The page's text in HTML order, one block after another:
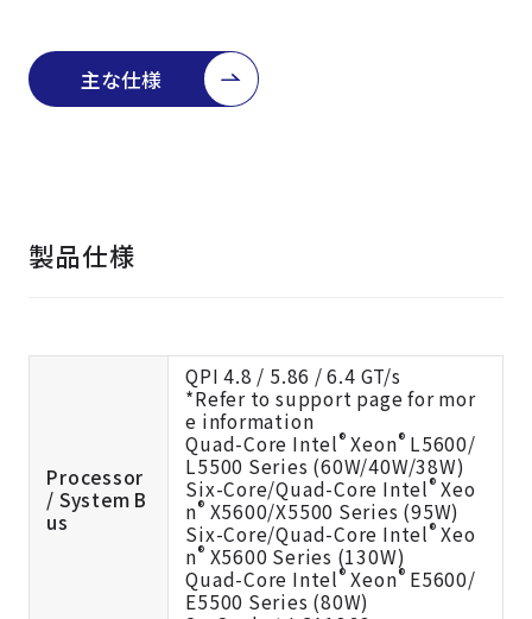
主な仕様
製品仕様
Processor
/ System B
us
QPI 4.8 / 5.86 / 6.4 GT/s
*Refer to support page for mor
e information
Quad-Core Intel® Xeon® L5600/
L5500 Series (60W/40W/38W)
Six-Core/Quad-Core Intel® Xeo
n® X5600/X5500 Series (95W)
Six-Core/Quad-Core Intel® Xeo
n® X5600 Series (130W)
Quad-Core Intel® Xeon® E5600/
E5500 Series (80W)